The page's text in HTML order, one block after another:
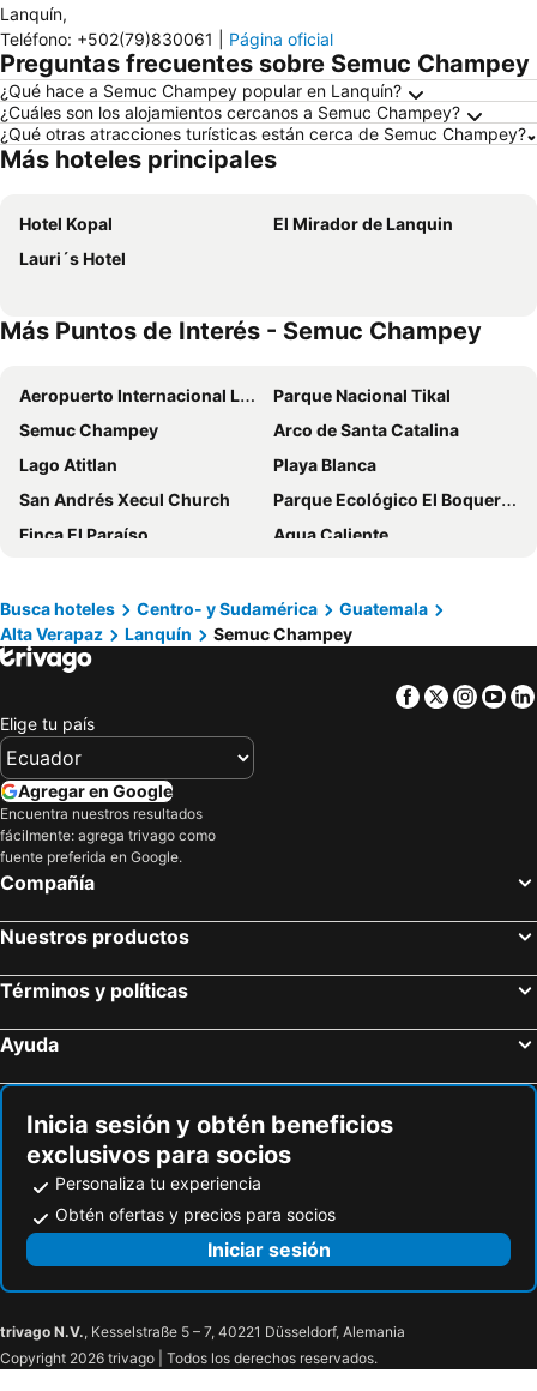
Lanquín,
Teléfono: +502(79)830061 Página oficial
Preguntas frecuentes sobre Semuc Champey
¿Qué hace a Semuc Champey popular en Lanquín?
¿Cuáles son los alojamientos cercanos a Semuc Champey?
¿Qué otras atracciones turísticas están cerca de Semuc Champey?
Más hoteles principales
Hotel Kopal
El Mirador de Lanquin
Lauri´s Hotel
Más Puntos de Interés - Semuc Champey
Aeropuerto Internacional La Aurora
Parque Nacional Tikal
Semuc Champey
Arco de Santa Catalina
Lago Atitlan
Playa Blanca
San Andrés Xecul Church
Parque Ecológico El Boquerón
Finca El Paraíso
Agua Caliente
Parque Nacional Cerro Azul Meámbar
Palacio Nacional de la Cultura
Centro Cultural Miguel Ángel Asturias
Museo Nacional de Historia Natural Jorge A Ibarra
Jardín Botánico ciudad de Guatemala
Cañón de Río Dulce
Biotopo Chocón Machacas
Danzas garífunas
Casablanca
La Antigua Galeria de Arte
Volcán Chingo
Busca hoteles Centro- y Sudamérica
Guatemala
Alta Verapaz
Lanquín Semuc Champey
Facebook
Twitter
Elige tu país
Agregar en Google
Encuentra nuestros resultados
fácilmente: agrega trivago como
fuente preferida en Google.
Compañía
Nuestros productos
Términos y políticas
Ayuda
Inicia sesión y obtén beneficios
exclusivos para socios
Personaliza tu experiencia
Obtén ofertas y precios para socios
Iniciar sesión
trivago N.V., Kesselstraße 5 – 7, 40221 Düsseldorf, Alemania
Copyright 2026 trivago | Todos los derechos reservados.